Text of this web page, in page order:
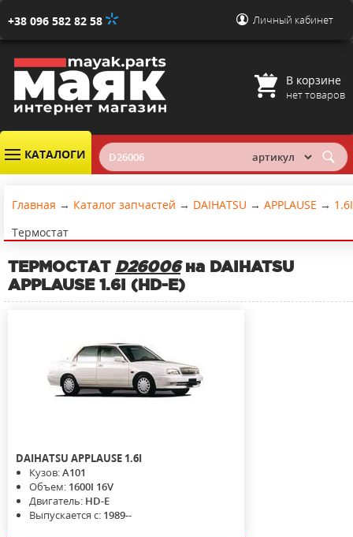
+38 096 582 82 58 Личный кабинет
В корзине
нет товаров
КАТАЛОГИ
Главная → Каталог запчастей → DAIHATSU → APPLAUSE → 1.6I
Термостат
ТЕРМОСТАТ D26006на DAIHATSU
APPLAUSE 1.6I (HD-E)
DAIHATSU APPLAUSE 1.6I
Кузов:A101
Объем: 1600I 16V
Двигатель: HD-E
Выпускается с: 1989--